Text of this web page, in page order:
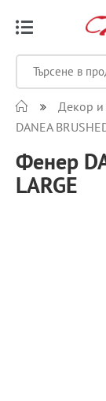
Декор и
DANEA
Фенер
LARGE